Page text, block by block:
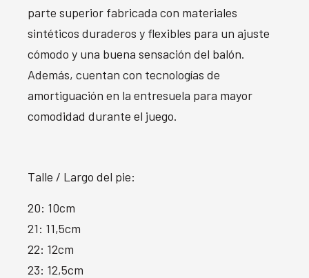
parte superior fabricada con materiales
sintéticos duraderos y flexibles para un ajuste
cómodo y una buena sensación del balón.
Además, cuentan con tecnologías de
amortiguación en la entresuela para mayor
comodidad durante el juego.
Talle / Largo del pie:
20: 10cm
21: 11,5cm
22: 12cm
23: 12,5cm